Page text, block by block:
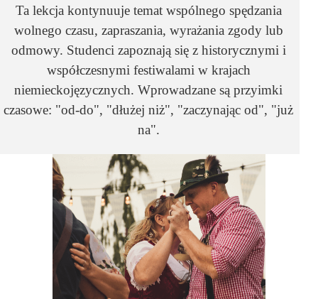
Ta lekcja kontynuuje temat wspólnego spędzania
wolnego czasu, zapraszania, wyrażania zgody lub
odmowy. Studenci zapoznają się z historycznymi i
współczesnymi festiwalami w krajach
niemieckojęzycznych. Wprowadzane są przyimki
czasowe: "od-do", "dłużej niż", "zaczynając od", "już
na".